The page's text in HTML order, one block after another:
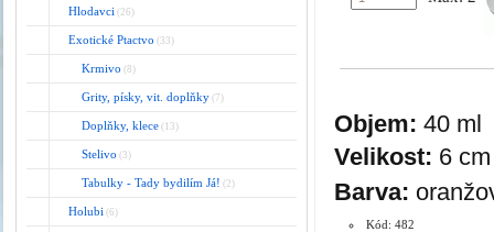
Hlodavci (26)
Exotické Ptactvo (33)
Krmivo (8)
Grity, písky, vit. doplňky (7)
Doplňky, klece (13)
Stelivo (3)
Tabulky - Tady bydilím Já! (2)
Holubi (6)
Objem: 40 ml
Velikost: 6 cm
Barva:
Kód: 482